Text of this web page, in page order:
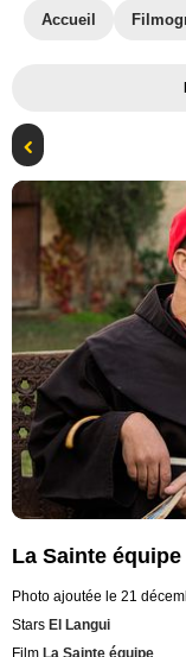
Accueil
La Sainte
Photo ajoutée le 21
Stars El Langui